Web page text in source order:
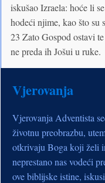
iskušao Izraela: hoće li
hodeći njime, kao što su
23 Zato Gospod ostavi
ne preda ih Jošui u ruke.
Vjerovanja
Vjerovanja Adventista
životnu preobrazbu,
otkrivaju Boga koji želi
neprestano nas vodeći
ove biblijske istine,